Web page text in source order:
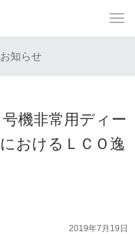
知らせ
機非常用ディー
おけるＬＣＯ逸
2019年7月19日